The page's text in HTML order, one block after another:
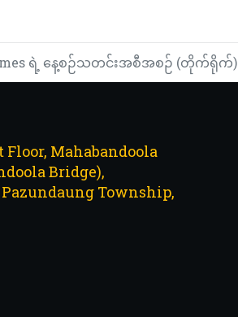
ရဲ့ နေ့စဉ်သတင်းအစီအစဉ် (တိုက်ရိုက်)
Floor, Mahabandoola
Bridge),
Pazundaung Township,